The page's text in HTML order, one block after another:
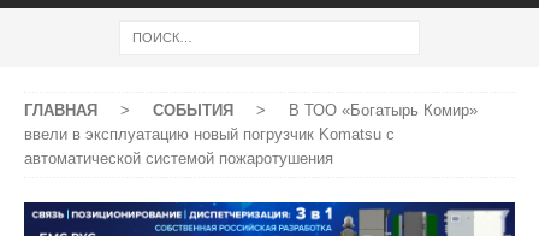
ГЛАВНАЯ > СОБЫТИЯ >
В ТОО «Богатырь Комир»
ввели в эксплуатацию новый погрузчик Komatsu с
автоматической системой пожаротушения